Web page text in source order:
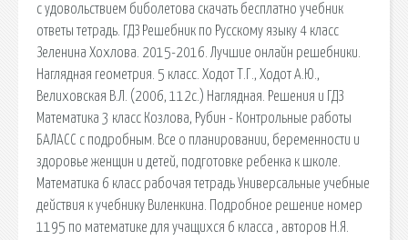
с удовольствием биболетова скачать бесплатно учебник
ответы тетрадь. ГДЗ Решебник по Русскому языку 4 класс
Зеленина Хохлова. 2015-2016. Лучшие онлайн решебники.
Наглядная геометрия. 5 класс. Ходот Т.Г., Ходот А.Ю.,
Велиховская В.Л. (2006, 112с.) Наглядная. Решения и ГДЗ
Математика 3 класс Козлова, Рубин - Контрольные работы
БАЛАСС с подробным. Все о планировании, беременности и
здоровье женщин и детей, подготовке ребенка к школе.
Математика 6 класс рабочая тетрадь Универсальные учебные
действия к учебнику Виленкина. Подробное решение номер
1195 по математике для учащихся 6 класса , авторов Н.Я.